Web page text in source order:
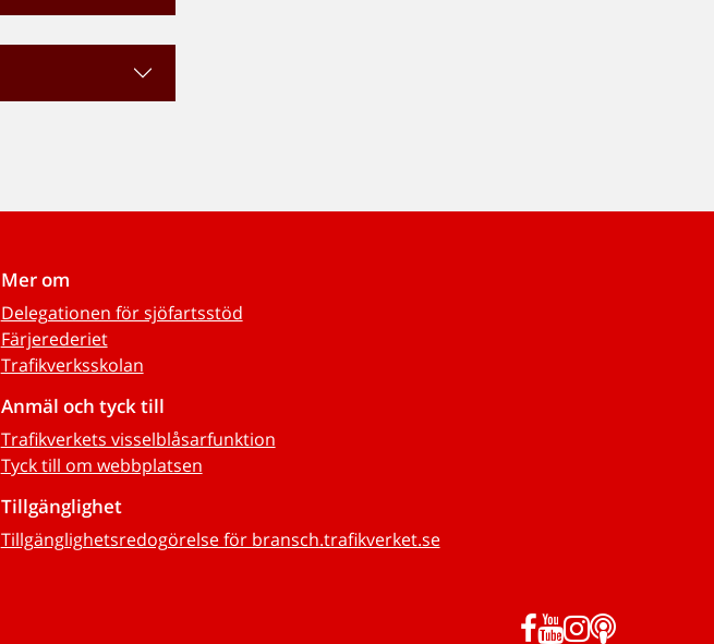
Mer om
Delegationen för sjöfartsstöd
Färjerederiet
Trafikverksskolan
Anmäl och tyck till
Trafikverkets visselblåsarfunktion
Tyck till om webbplatsen
Tillgänglighet
Tillgänglighetsredogörelse för bransch.trafikverket.se
Facebook
YouTube
Instagram
Podd